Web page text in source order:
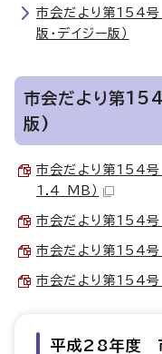
市会だより第154号
版・デイジー版）
市会だより第
版)
市会だより第154
1.4 MB）
市会だより第154
市会だより第154
市会だより第154
平成28年度